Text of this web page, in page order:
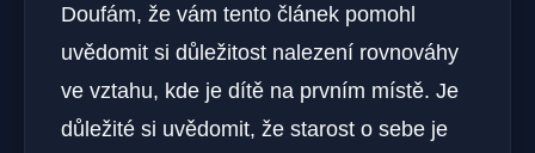
Doufám, že vám tento článek pomohl
uvědomit si důležitost nalezení rovnováhy
ve ⁤vztahu, kde je dítě​ na prvním ‍místě. Je
důležité si uvědomit, že starost o sebe je